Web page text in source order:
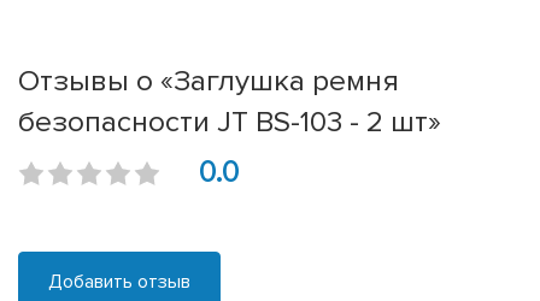
Отзывы о «Заглушка ремня
безопасности JT BS-103 - 2 шт»
0.0
Добавить отзыв